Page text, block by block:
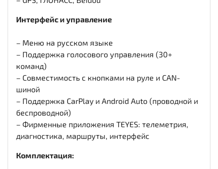
Интерфейс и управление
– Меню на русском языке
– Поддержка голосового управления (30+
команд)
– Совместимость с кнопками на руле и CAN-
шиной
– Поддержка CarPlay и Android Auto (проводной и
беспроводной)
– Фирменные приложения TEYES: телеметрия,
диагностика, маршруты, интерфейс
Комплектация: